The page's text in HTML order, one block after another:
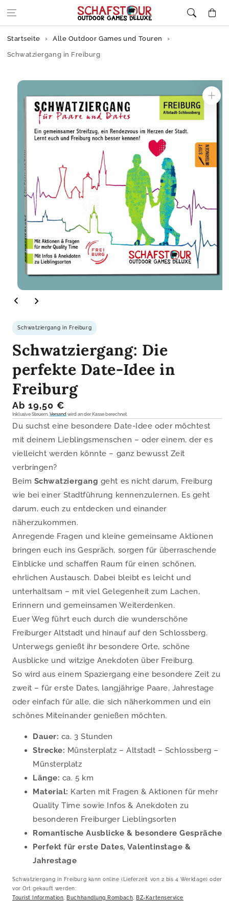
springen
Startseite Alle Outdoor Games und Touren
Schwatziergang in Freiburg
Produktinformation
springen
1
öffnen
Schwatziergang in Freiburg
Schwatziergang: Die
perfekte Date-Idee in
Freiburg
Normaler
Preis
Ab 19,50 €
Inklusive Steuern. Versandwird an der Kasse berechnet.
Du suchst eine besondere Date-Idee oder möchtest
mit deinem Lieblingsmenschen – oder einem, der es
vielleicht werden könnte – ganz bewusst Zeit
verbringen?
Beim Schwatziergang geht es nicht darum, Freiburg
wie bei einer Stadtführung kennenzulernen. Es geht
darum, euch zu entdecken und einander
näherzukommen.
Anregende Fragen und kleine gemeinsame Aktionen
bringen euch ins Gespräch, sorgen für überraschende
Einblicke und schaffen Raum für einen schönen,
ehrlichen Austausch. Dabei bleibt es leicht und
unterhaltsam – mit viel Gelegenheit zum Lachen,
Erinnern und gemeinsamen Weiterdenken.
Euer Weg führt euch durch die wunderschöne
Freiburger Altstadt und hinauf auf den Schlossberg.
Unterwegs genießt ihr besondere Orte, schöne
Ausblicke und witzige Anekdoten über Freiburg.
So wird aus einem Spaziergang eine besondere Zeit zu
zweit – für erste Dates, langjährige Paare, Jahrestage
oder einfach für alle, die sich näherkommen und ein
schönes Miteinander genießen möchten.
Dauer: ca. 3 Stunden
Strecke: Münsterplatz – Altstadt – Schlossberg –
Münsterplatz
Länge: ca. 5 km
Material: Karten mit Fragen & Aktionen für mehr
Quality Time sowie Infos & Anekdoten zu
besonderen Freiburger Lieblingsorten
Romantische Ausblicke & besondere Gespräche
Perfekt für erste Dates, Valentinstage &
Jahrestage
Schwatziergang in Freiburg kann online (Lieferzeit von 2 bis 4 Werktage) oder
vor Ort gekauft werden:
Tourist Information, Buchhandlung Rombach,
BZ-Kartenservice